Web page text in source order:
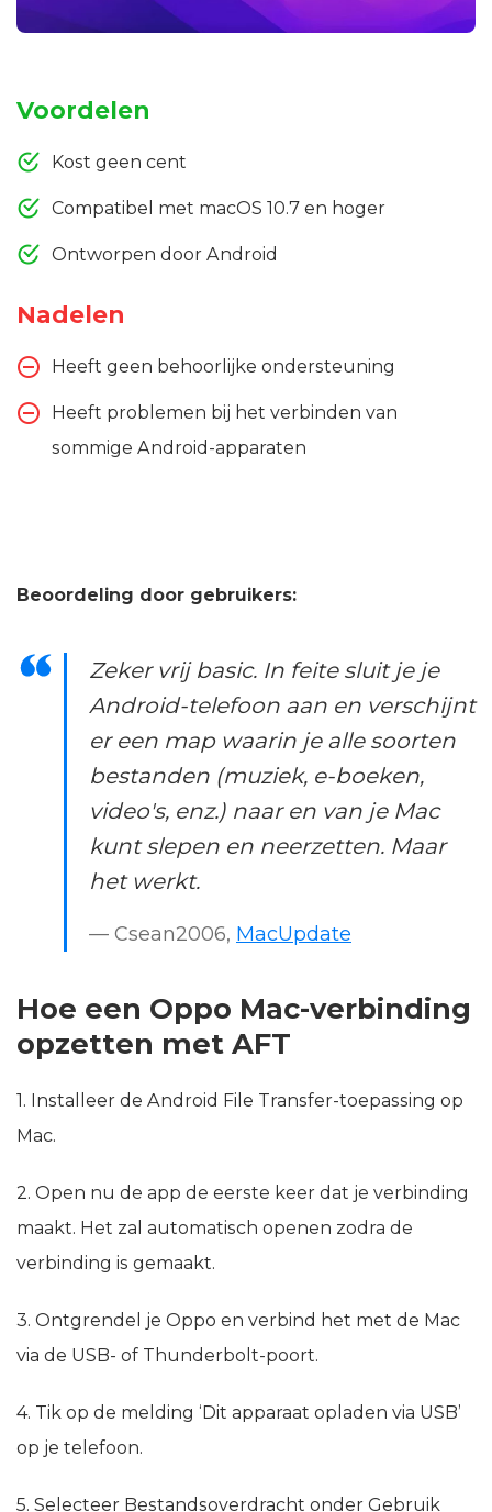
Voordelen
Kost geen cent
Compatibel met macOS 10.7 en hoger
Ontworpen door Android
Nadelen
Heeft geen behoorlijke ondersteuning
Heeft problemen bij het verbinden van
sommige Android-apparaten
Beoordeling door gebruikers:
Zeker vrij basic. In feite sluit je je
Android-telefoon aan en verschijnt
er een map waarin je alle soorten
bestanden (muziek, e-boeken,
video's, enz.) naar en van je Mac
kunt slepen en neerzetten. Maar
het werkt.
— Csean2006, MacUpdate
Hoe een Oppo Mac-verbinding
opzetten met AFT
1. Installeer de Android File Transfer-toepassing op
Mac.
2. Open nu de app de eerste keer dat je verbinding
maakt. Het zal automatisch openen zodra de
verbinding is gemaakt.
3. Ontgrendel je Oppo en verbind het met de Mac
via de USB- of Thunderbolt-poort.
4. Tik op de melding ‘Dit apparaat opladen via USB’
op je telefoon.
5. Selecteer Bestandsoverdracht onder Gebruik